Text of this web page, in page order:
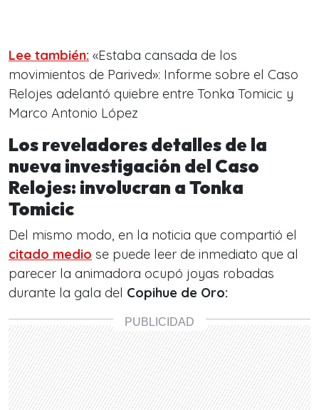
Lee también: «Estaba cansada de los
movimientos de Parived»: Informe sobre el Caso
Relojes adelantó quiebre entre Tonka Tomicic y
Marco Antonio López
Los reveladores detalles de la
nueva investigación del Caso
Relojes: involucran a Tonka
Tomicic
Del mismo modo, en la noticia que compartió el
citado medio se puede leer de inmediato que al
parecer la animadora ocupó joyas robadas
durante la gala del Copihue de Oro: